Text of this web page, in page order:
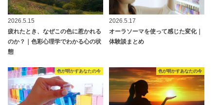
2026.5.15
疲れたとき、なぜこの色に惹かれる
のか？｜色彩心理学でわかる心の状
態
2026.5.17
オーラソーマを使って感じた変化｜
体験談まとめ
色が明かすあなたの今 色が明かすあなたの今